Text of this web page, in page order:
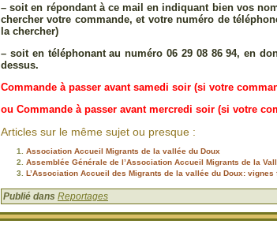
– soiten répondant à ce mail en indiquant bien vos
chercher votre commande, et votre numéro de
la chercher)
– soit en téléphonantau numéro 06 29 08 86 94, en
dessus.
Commande à passer avant samedi soir (si votre
ou Commande à passer avant mercredi soir (si votre
Articles sur le même sujet ou presque :
Association Accueil Migrants de la vallée du Doux
Assemblée Générale de l’Association Accueil Migrants de la
L’Association Accueil des Migrants de la vallée du Doux: vignes
Publié dans Reportages